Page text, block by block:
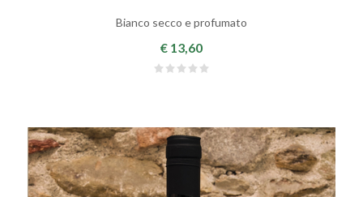
Bianco secco e profumato
€ 13,60